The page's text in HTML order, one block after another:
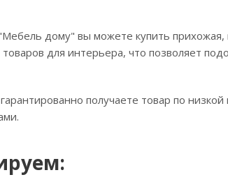
дому" вы можете купить
для интерьера, что позволяет
получаете товар по